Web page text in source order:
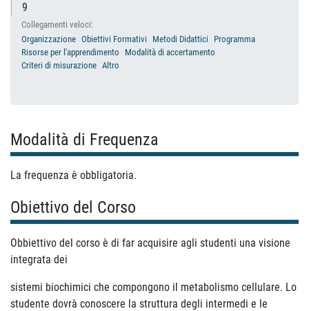
9
Collegamenti veloci:
Organizzazione Obiettivi Formativi Metodi Didattici
Programma
Risorse per l'apprendimento
Modalità di accertamento
Criteri di misurazione Altro
Modalità di Frequenza
La frequenza è obbligatoria.
Obiettivo del Corso
Obbiettivo del corso è di far acquisire agli studenti una visione
integrata dei
sistemi biochimici che compongono il metabolismo cellulare. Lo
studente dovrà conoscere la struttura degli intermedi e le